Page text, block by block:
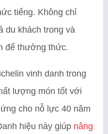
tiếng. Không chỉ
du khách trong và
để thưởng thức.
vinh danh trong
lượng món tốt với
cho nỗ lực 40 năm
hiệu này giúp nâng